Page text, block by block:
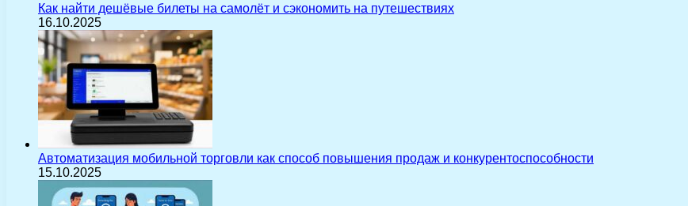
Как найти дешёвые билеты на самолёт и сэкономить на путешествиях
16.10.2025
Автоматизация мобильной торговли как способ повышения продаж и конкурентоспособности
15.10.2025